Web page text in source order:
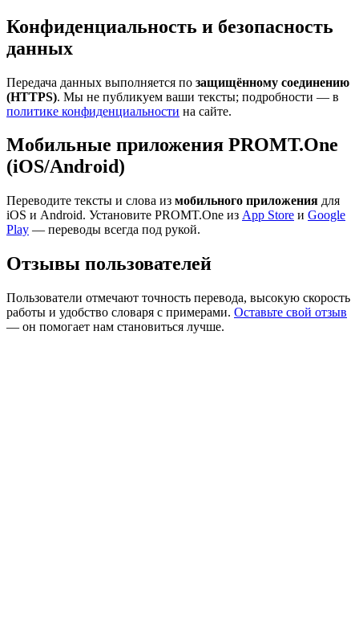
Конфиденциальность и безопасность
данных
Передача данных выполняется по защищённому соединению
(HTTPS). Мы не публикуем ваши тексты; подробности — в
политике конфиденциальности на сайте.
Мобильные приложения PROMT.One
(iOS/Android)
Переводите тексты и слова из мобильного приложения для
iOS и Android. Установите PROMT.One из App Store и Google
Play — переводы всегда под рукой.
Отзывы пользователей
Пользователи отмечают точность перевода, высокую скорость
работы и удобство словаря с примерами. Оставьте свой отзыв
— он помогает нам становиться лучше.